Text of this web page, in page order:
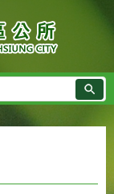
搜
尋